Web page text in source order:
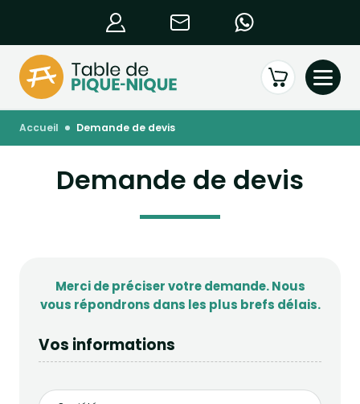
accueil demande de devis
Demande de devis
Merci de préciser votre demande. Nous
vous répondrons dans les plus brefs délais.
Vos informations